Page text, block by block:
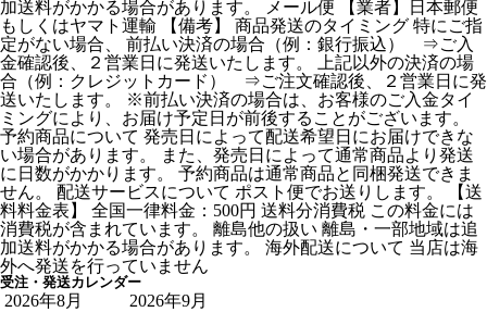
加送料がかかる場合があります。 メール便 【業者】日本郵便
もしくはヤマト運輸 【備考】 商品発送のタイミング 特にご指
定がない場合、 前払い決済の場合（例：銀行振込） ⇒ご入
金確認後、２営業日に発送いたします。 上記以外の決済の場
合（例：クレジットカード） ⇒ご注文確認後、２営業日に発
送いたします。 ※前払い決済の場合は、お客様のご入金タイ
ミングにより、お届け予定日が前後することがございます。
予約商品について 発売日によって配送希望日にお届けできな
い場合があります。 また、発売日によって通常商品より発送
に日数がかかります。 予約商品は通常商品と同梱発送できま
せん。 配送サービスについて ポスト便でお送りします。 【送
料料金表】 全国一律料金：500円 送料分消費税 この料金には
消費税が含まれています。 離島他の扱い 離島・一部地域は追
加送料がかかる場合があります。 海外配送について 当店は海
外へ発送を行っていません
受注・発送カレンダー
2026年8月
2026年9月